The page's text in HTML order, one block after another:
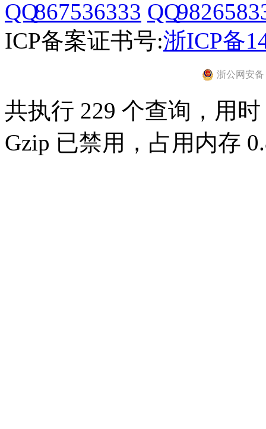
867536333
ICP备案证书号:浙ICP备
浙公网安备
共执行 229 个查询，用
Gzip 已禁用，占用内存